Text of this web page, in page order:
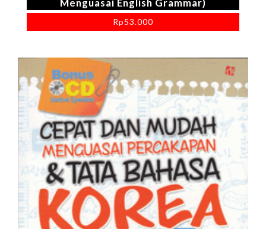
Menguasai English Grammar)
Rp53.000